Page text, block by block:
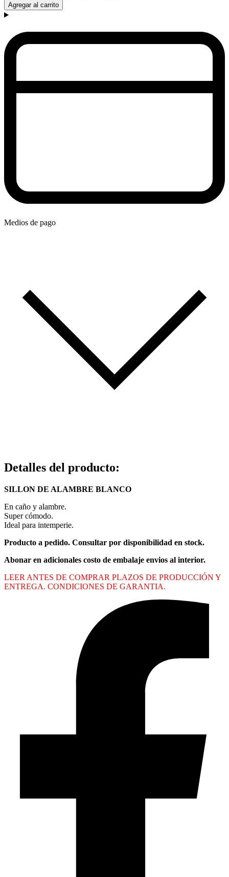
Agregar al carrito
Medios de pago
Detalles del producto:
SILLON DE ALAMBRE BLANCO
En caño y alambre.
Super cómodo.
Ideal para intemperie.
Producto a pedido. Consultar por disponibilidad en stock.
Abonar en adicionales costo de embalaje envios al interior.
LEER ANTES DE COMPRAR PLAZOS DE PRODUCCIÓN Y
ENTREGA. CONDICIONES DE GARANTIA.